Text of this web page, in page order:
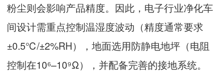
粉尘则会影响产品精度。因此，电子行业净化车
间设计需重点控制温湿度波动（精度通常要求
±0.5℃/±2%RH），地面选用防静电地坪（电阻
控制在10⁶–10⁹Ω），并配备完善的接地系统。